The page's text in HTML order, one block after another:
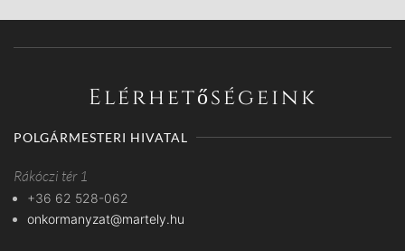
Elérhetőségeink
POLGÁRMESTERI HIVATAL
Rákóczi tér 1
+36 62 528-062
onkormanyzat@martely.hu